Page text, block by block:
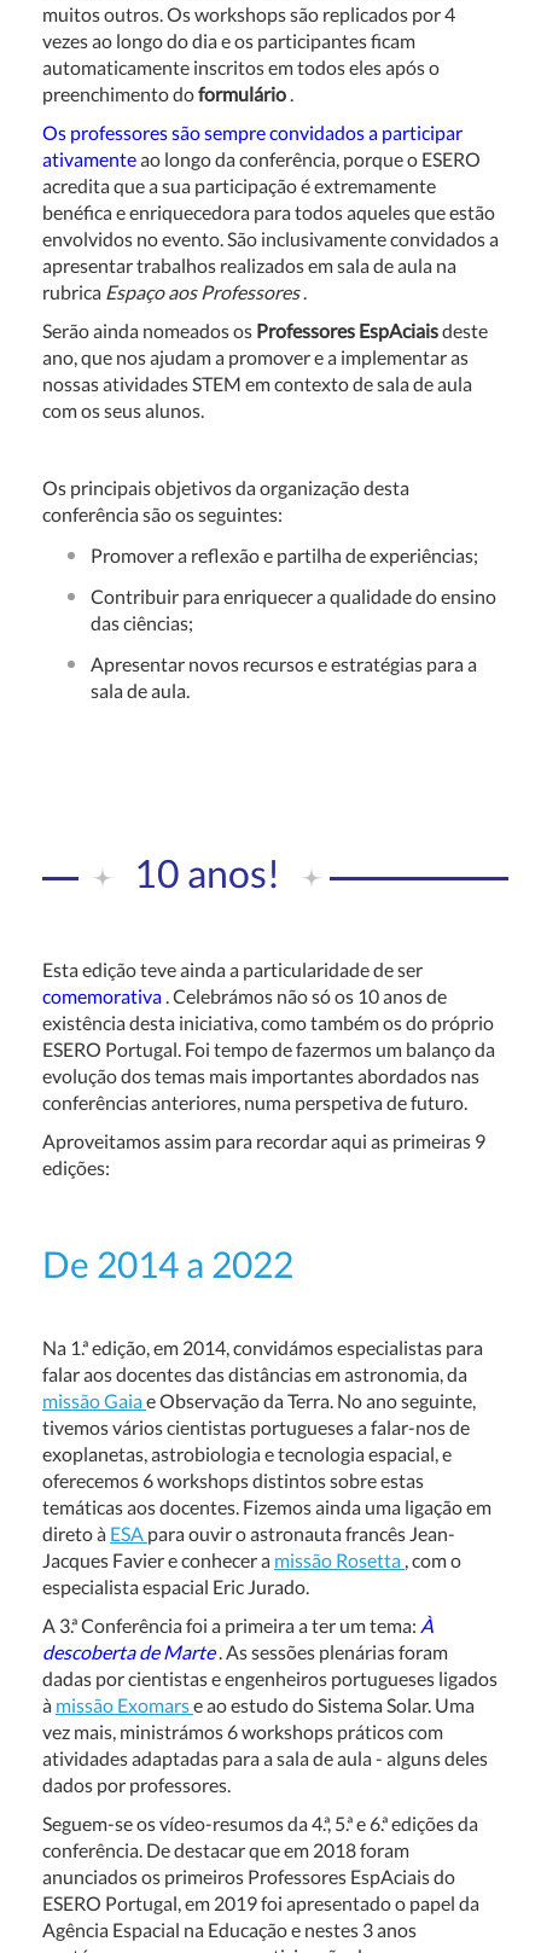
muitos outros. Os workshops são replicados por 4
vezes ao longo do dia e os participantes ficam
automaticamente inscritos em todos eles após o
preenchimento doformulário
Os professores são sempre convidados a participar
ativamenteao longo da conferência, porque o ESERO
acredita que a sua participação é extremamente
benéfica e enriquecedora para todos aqueles que estão
envolvidos no evento. São inclusivamente convidados a
apresentar trabalhos realizados em sala de aula na
rubrica Espaço aos Professores
Serão ainda nomeados os Professores EspAciaisdeste
ano, que nos ajudam a promover e a implementar as
nossas atividades STEM em contexto de sala de aula
com os seus alunos.
Os principais objetivos da organização desta
conferência são os seguintes:
Promover a reflexão e partilha de experiências;
Contribuir para enriquecer a qualidade do ensino
das ciências;
Apresentar novos recursos e estratégias para a
sala de aula.
10 anos!
Esta edição teve ainda a particularidade de ser
comemorativa . Celebrámos não só os 10 anos de
existência desta iniciativa, como também os do próprio
ESERO Portugal. Foi tempo de fazermos um balanço da
evolução dos temas mais importantes abordados nas
conferências anteriores, numa perspetiva de futuro.
Aproveitamos assim para recordar aqui as primeiras 9
edições:
De 2014 a 2022
Na 1.ª edição, em 2014, convidámos especialistas para
falar aos docentes das distâncias em astronomia, da
missão Gaiae Observação da Terra. No ano seguinte,
tivemos vários cientistas portugueses a falar-nos de
exoplanetas, astrobiologia e tecnologia espacial, e
oferecemos 6 workshops distintos sobre estas
temáticas aos docentes. Fizemos ainda uma ligação em
direto à ESA para ouvir o astronauta francês Jean-
Jacques Favier e conhecer a missão Rosetta , com o
especialista espacial Eric Jurado.
A 3.ª Conferência foi a primeira a ter um tema: À
descoberta de Marte . As sessões plenárias foram
dadas por cientistas e engenheiros portugueses ligados
à missão Exomarse ao estudo do Sistema Solar. Uma
vez mais, ministrámos 6 workshops práticos com
atividades adaptadas para a sala de aula - alguns deles
dados por professores.
Seguem-se os vídeo-resumos da 4.ª, 5.ª e 6.ª edições da
conferência. De destacar que em 2018 foram
anunciados os primeiros Professores EspAciais do
ESERO Portugal, em 2019 foi apresentado o papel da
Agência Espacial na Educação e nestes 3 anos